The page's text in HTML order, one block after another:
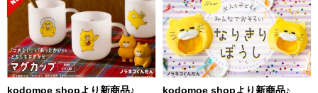
kodomoe shopより新商品♪
kodomoe shopより新商品♪